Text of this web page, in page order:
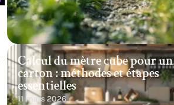
Calcul du mètre cube pour un
carton : méthodes et étapes
essentielles
11 mars 2026